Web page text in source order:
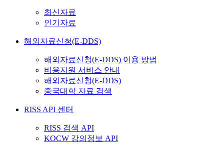
최신자료
인기자료
해외자료신청(E-DDS)
해외자료신청(E-DDS) 이용 방법
비용지원 서비스 안내
해외자료신청(E-DDS)
중국대학 자료 검색
RISS API 센터
RISS 검색 API
KOCW 강의정보 API